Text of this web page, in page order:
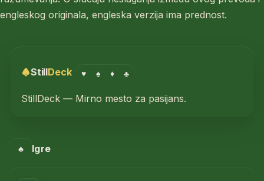
engleskog originala, engleska verzija ima prednost.
StillDeck ♥ ♠ ♦ ♣
StillDeck — Mirno mesto za pasijans.
♠ Igre